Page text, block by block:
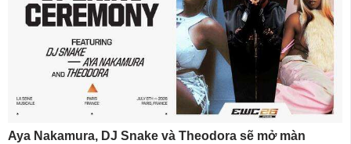
Aya Nakamura, DJ Snake và Theodora sẽ mở màn